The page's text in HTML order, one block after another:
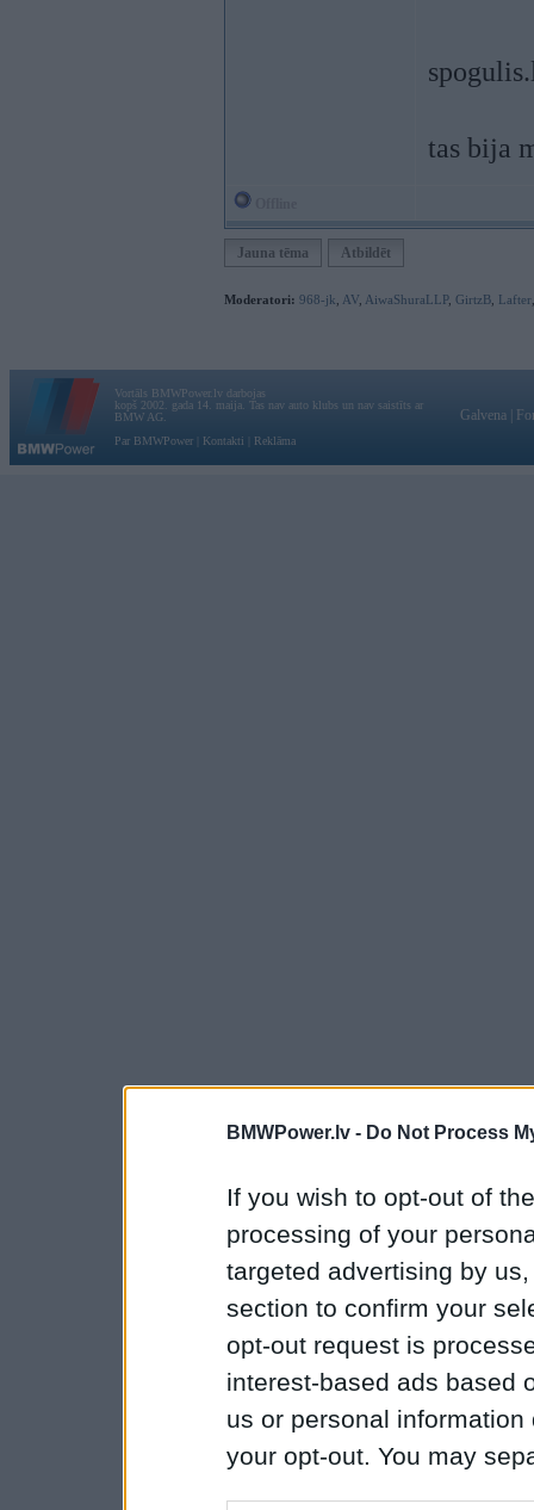
BMWPower.lv - Do Not Process
If you wish to opt-out of
processing of your
targeted advertising by
section to confirm your
opt-out request is
interest-based ads based
us or personal
your opt-out. You may
tas bija
Jauna tēma Atbildēt
Moderatori: 968-jk AV AiwaShuraLLP, GirtzB Lafter
Vortāls BMWPower.lv darbojas
kopš 2002. gada 14. maija. Tas nav auto klubs un nav saistīts ar
BMW AG.
Par BMWPower
Kontakti Reklāma
Galvena